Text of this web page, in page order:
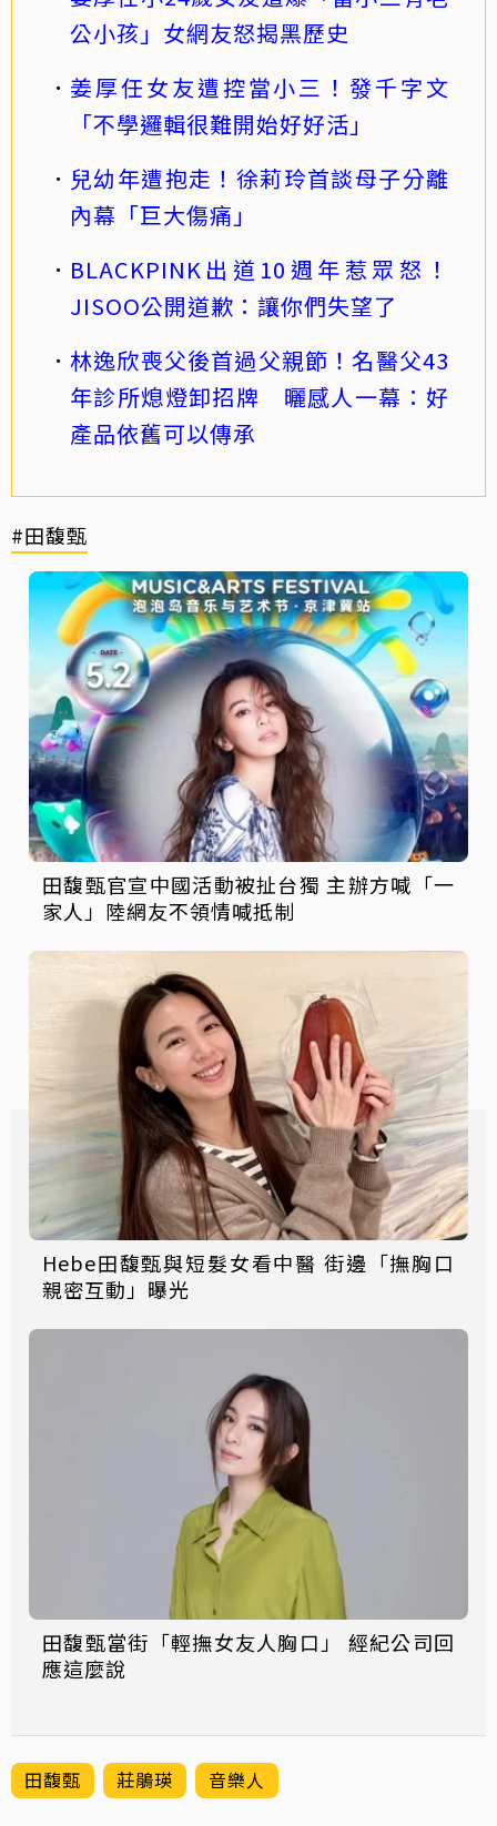
公小孩」女網友怒揭黑歷史
姜厚任女友遭控當小三！發千字文
「不學邏輯很難開始好好活」
兒幼年遭抱走！徐莉玲首談母子分離
內幕「巨大傷痛」
BLACKPINK出道10週年惹眾怒！
JISOO公開道歉：讓你們失望了
林逸欣喪父後首過父親節！名醫父43
年診所熄燈卸招牌 曬感人一幕：好
產品依舊可以傳承
#田馥甄
田馥甄官宣中國活動被扯台獨 主辦方喊「一
家人」陸網友不領情喊抵制
Hebe田馥甄與短髮女看中醫 街邊「撫胸口
親密互動」曝光
田馥甄當街「輕撫女友人胸口」 經紀公司回
應這麼說
田馥甄 莊鵑瑛 音樂人